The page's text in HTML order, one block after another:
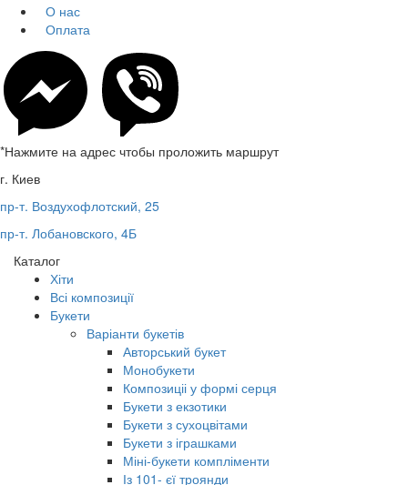
О нас
Оплата
*Нажмите на адрес чтобы проложить маршрут
г. Киев
пр-т. Воздухофлотский, 25
пр-т. Лобановского, 4Б
Каталог
Хіти
Всі композиції
Букети
Варіанти букетів
Авторський букет
Монобукети
Композиціі у формі серця
Букети з екзотики
Букети з сухоцвітами
Букети з іграшками
Міні-букети компліменти
Із 101- єї троянди